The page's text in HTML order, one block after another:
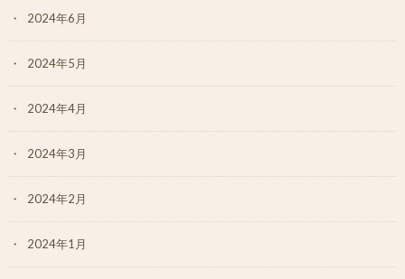
2024年6月
2024年5月
2024年4月
2024年3月
2024年2月
2024年1月